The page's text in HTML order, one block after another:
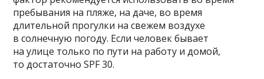
пребывания на пляже, на даче, во время
длительной прогулки на свежем воздухе
в солнечную погоду. Если человек бывает
на улице только по пути на работу и домой,
то достаточно SPF 30.